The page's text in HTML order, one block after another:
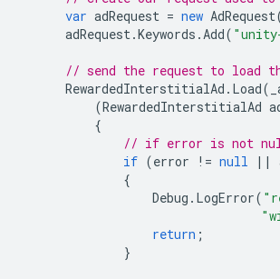
var adRequest = new AdRequest
adRequest.Keywords .Add( "unity-
// send the request to load
RewardedInterstitialAd . Load(
(RewardedInterstitialAd
{
// if error is not
if (error != null ||
{
Debug . LogError(
return ;
}